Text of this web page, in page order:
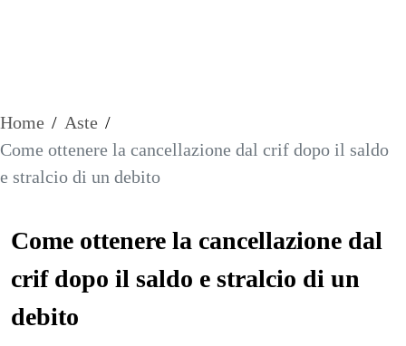
Home / Aste /
Come ottenere la cancellazione dal crif dopo il saldo
e stralcio di un debito
Come ottenere la cancellazione dal
crif dopo il saldo e stralcio di un
debito